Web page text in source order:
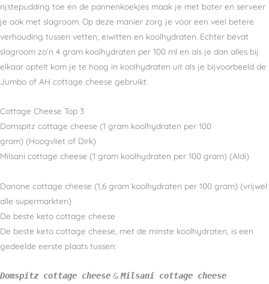
rijstepudding toe en de pannenkoekjes maak je met boter en serveer
je ook met slagroom. Op deze manier zorg je voor een veel betere
verhouding tussen vetten, eiwitten en koolhydraten. Echter bevat
slagroom zo’n 4 gram koolhydraten per 100 ml en als je dan alles bij
elkaar optelt kom je te hoog in koolhydraten uit als je bijvoorbeeld de
Jumbo of AH cottage cheese gebruikt.
Cottage Cheese Top 3
Domspitz cottage cheese (1 gram koolhydraten per 100
gram) (Hoogvliet of Dirk)
Milsani cottage cheese (1 gram koolhydraten per 100 gram) (Aldi)
Danone cottage cheese (1,6 gram koolhydraten per 100 gram) (vrijwel
alle supermarkten)
De beste keto cottage cheese
De beste keto cottage cheese, met de minste koolhydraten, is een
gedeelde eerste plaats tussen:
Domspitz cottage cheese & Milsani cottage cheese